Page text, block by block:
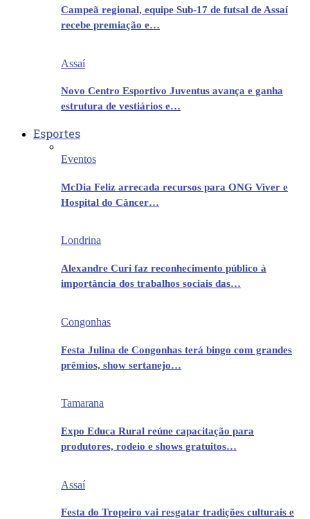
Campeã regional, equipe Sub-17 de futsal de Assaí
recebe premiação e…
Assaí
Novo Centro Esportivo Juventus avança e ganha
estrutura de vestiários e…
Esportes
Eventos
McDia Feliz arrecada recursos para ONG Viver e
Hospital do Câncer…
Londrina
Alexandre Curi faz reconhecimento público à
importância dos trabalhos sociais das…
Congonhas
Festa Julina de Congonhas terá bingo com grandes
prêmios, show sertanejo…
Tamarana
Expo Educa Rural reúne capacitação para
produtores, rodeio e shows gratuitos…
Assaí
Festa do Tropeiro vai resgatar tradições culturais e